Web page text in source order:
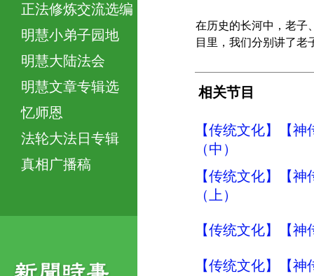
正法修炼交流选编
明慧小弟子园地
明慧大陆法会
明慧文章专辑选
忆师恩
法轮大法日专辑
真相广播稿
在历史的长河中，老子
目里，我们分别讲了老
相关节目
【传统文化】【
（中）
【传统文化】【
（上）
【传统文化】【
【传统文化】【